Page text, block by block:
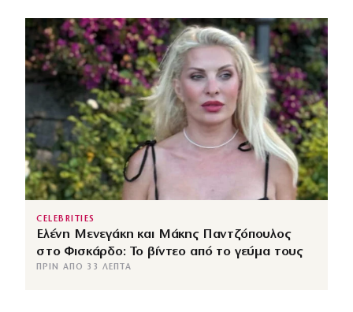
CELEBRITIES
Ελένη Μενεγάκη και Μάκης Παντζόπουλος
στο Φισκάρδο: Το βίντεο από το γεύμα τους
ΠΡΙΝ ΑΠΌ 33 ΛΕΠΤΆ